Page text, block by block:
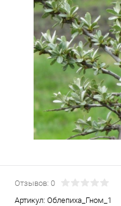
Отзывов: 0
Артикул: Облепиха_Гном_1